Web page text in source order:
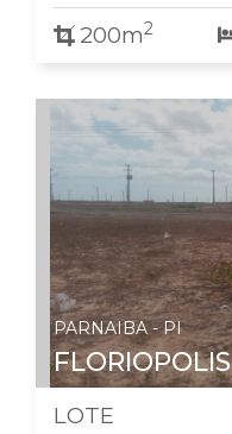
200m2
PARNAIBA - PI
FLORIOPOLIS
LOTE